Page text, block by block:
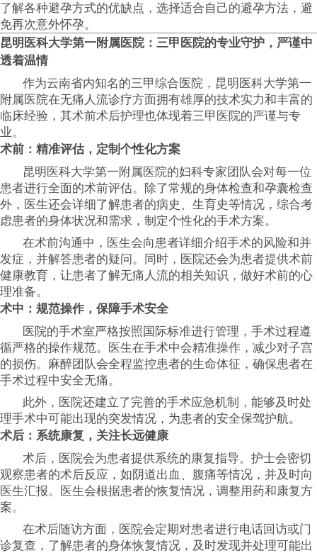
了解各种避孕方式的优缺点，选择适合自己的避孕方法，避
免再次意外怀孕。
昆明医科大学第一附属医院：三甲医院的专业守护，严谨中
透着温情
作为云南省内知名的三甲综合医院，昆明医科大学第一
附属医院在无痛人流诊疗方面拥有雄厚的技术实力和丰富的
临床经验，其术前术后护理也体现着三甲医院的严谨与专
业。
术前：精准评估，定制个性化方案
昆明医科大学第一附属医院的妇科专家团队会对每一位
患者进行全面的术前评估。除了常规的身体检查和孕囊检查
外，医生还会详细了解患者的病史、生育史等情况，综合考
虑患者的身体状况和需求，制定个性化的手术方案。
在术前沟通中，医生会向患者详细介绍手术的风险和并
发症，并解答患者的疑问。同时，医院还会为患者提供术前
健康教育，让患者了解无痛人流的相关知识，做好术前的心
理准备。
术中：规范操作，保障手术安全
医院的手术室严格按照国际标准进行管理，手术过程遵
循严格的操作规范。医生在手术中会精准操作，减少对子宫
的损伤。麻醉团队会全程监控患者的生命体征，确保患者在
手术过程中安全无痛。
此外，医院还建立了完善的手术应急机制，能够及时处
理手术中可能出现的突发情况，为患者的安全保驾护航。
术后：系统康复，关注长远健康
术后，医院会为患者提供系统的康复指导。护士会密切
观察患者的术后反应，如阴道出血、腹痛等情况，并及时向
医生汇报。医生会根据患者的恢复情况，调整用药和康复方
案。
在术后随访方面，医院会定期对患者进行电话回访或门
诊复查，了解患者的身体恢复情况，及时发现并处理可能出